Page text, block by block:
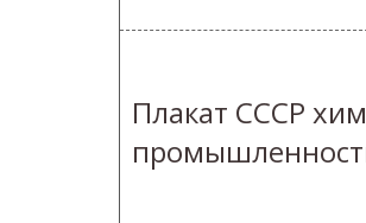
Плакат СССР